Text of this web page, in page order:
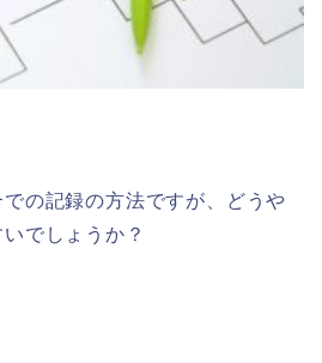
の記録の方法ですが、どうや
でしょうか？